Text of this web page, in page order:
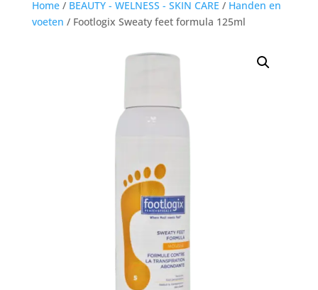
Home/ BEAUTY - WELNESS - SKIN CARE / Handen en
voeten / Footlogix Sweaty feet formula 125ml